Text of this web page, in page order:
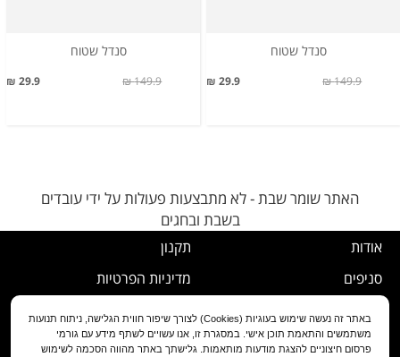
סנדל שטוח
29.9 ₪ 149.9 ₪
סנדל שטוח
29.9 ₪ 149.9 ₪
האתר שומר שבת - לא מתבצעות פעולות על ידי עובדים
בשבת ובחגים
אודות
סניפים
שירות לקוחות
תקנון
מדיניות הפרטיות
נוהל ביטול עסקה
מדיניות החלפה/החזרה/ביטול
באתר זה נעשה שימוש בעוגיות (Cookies) לצורך שיפור חווית הגלישה, ניתוח תנועות
משתמשים והתאמת תוכן אישי. במסגרת זו, אנו עשויים לשתף מידע עם גורמי
פרסום חיצוניים להצגת מודעות מותאמות. גלישתך באתר מהווה הסכמה לשימוש